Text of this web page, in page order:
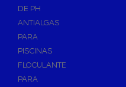
DE PH
ANTIALGAS
PARA
PISCINAS
FLOCULANTE
PARA